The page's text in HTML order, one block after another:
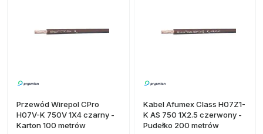
Przewód Wirepol CPro
H07V-K 750V 1X4 czarny -
Karton 100 metrów
Kabel Afumex Class H07Z1-
K AS 750 1X2.5 czerwony -
Pudełko 200 metrów